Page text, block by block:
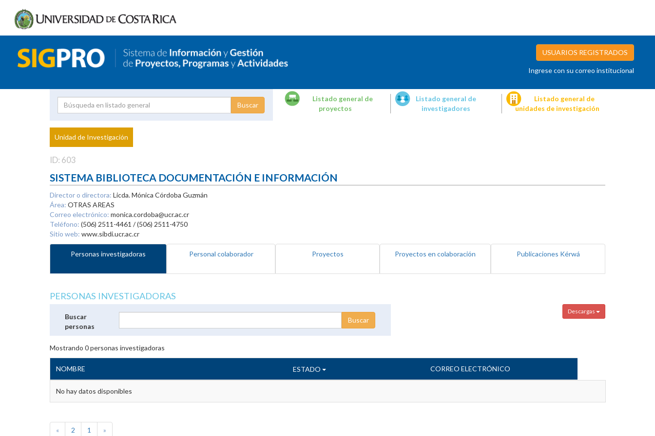
USUARIOS REGISTRADOS
Ingrese con su correo institucional
Proyecto
Investigador
Listado general de
proyectos
Listado general de
investigadores
Listado general de
unidades de investigación
Unidad de Investigación
ID: 603
SISTEMA BIBLIOTECA DOCUMENTACIÓN E INFORMACIÓN
Director o directora: Licda. Mónica Córdoba Guzmán
Área: OTRAS AREAS
Correo electrónico: monica.cordoba@ucr.ac.cr
Teléfono: (506) 2511-4461 / (506) 2511-4750
Sitio web: www.sibdi.ucr.ac.cr
Personas investigadoras Personal colaborador Proyectos Proyectos en colaboración Publicaciones Kérwá
PERSONAS INVESTIGADORAS
Descargas
Buscar
personas
Mostrando 0personas investigadoras
NOMBRE ESTADO CORREO ELECTRÓNICO
No hay datos disponibles
« 2 1 »